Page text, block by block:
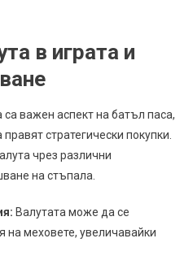
в играта и
са важен аспект на батъл паса,
стратегически покупки.
чрез различни
на стъпала.
Валутата може да се
на меховете, увеличавайки